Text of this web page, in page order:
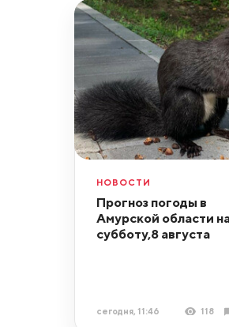
НОВОСТИ
Прогноз погоды в
Амурской области
субботу,8 августа
сегодня, 11:46 118